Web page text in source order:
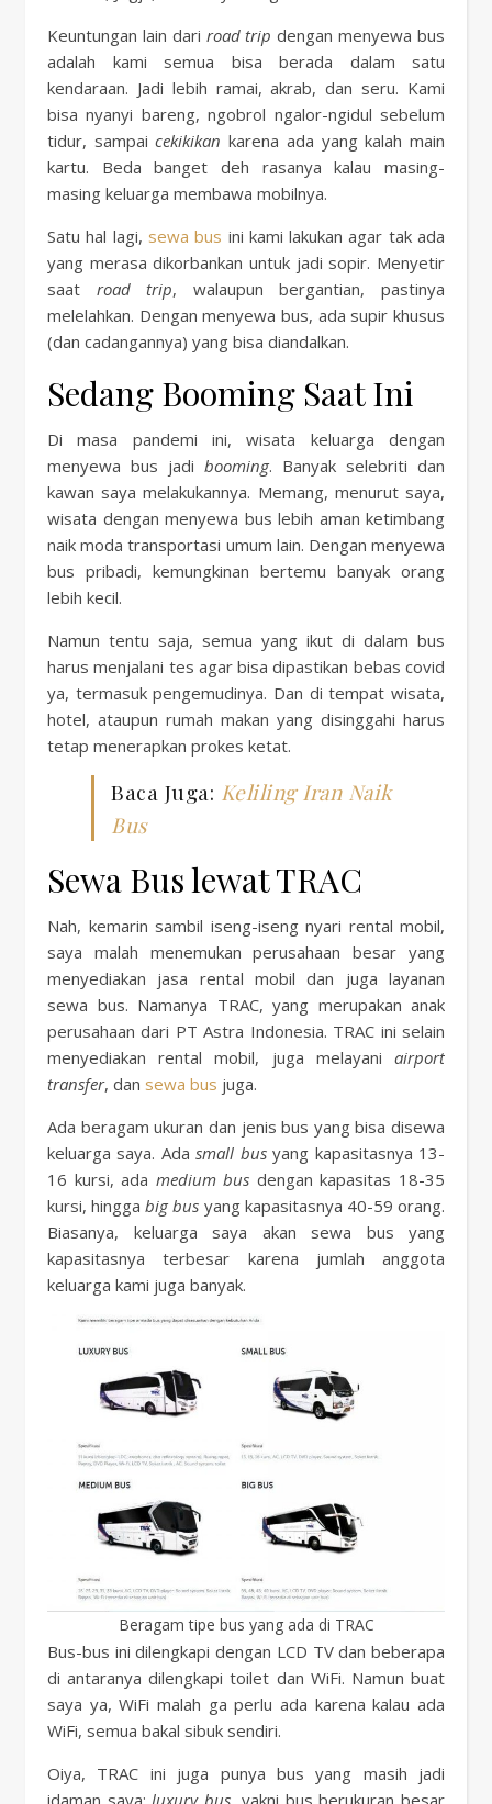
Keuntungan lain dari road tripdengan menyewa bus
adalah kami semua bisa berada dalam satu
kendaraan. Jadi lebih ramai, akrab, dan seru. Kami
bisa nyanyi bareng, ngobrol ngalor-ngidul sebelum
tidur, sampaicekikikankarena ada yang kalah main
kartu. Beda banget deh rasanya kalau masing-
masing keluarga membawa mobilnya.
Satu hal lagi, sewa bus ini kami lakukan agar tak ada
yang merasa dikorbankan untuk jadi sopir. Menyetir
saat road trip, walaupun bergantian, pastinya
melelahkan. Dengan menyewa bus, ada supir khusus
(dan cadangannya) yang bisa diandalkan.
Sedang Booming Saat Ini
Di masa pandemi ini, wisata keluarga dengan
menyewa bus jadi booming. Banyak selebriti dan
kawan saya melakukannya. Memang, menurut saya,
wisata dengan menyewa bus lebih aman ketimbang
naik moda transportasi umum lain. Dengan menyewa
bus pribadi, kemungkinan bertemu banyak orang
lebih kecil.
Namun tentu saja, semua yang ikut di dalam bus
harus menjalani tes agar bisa dipastikan bebas covid
ya, termasuk pengemudinya. Dan di tempat wisata,
hotel, ataupun rumah makan yang disinggahi harus
tetap menerapkan prokes ketat.
Baca Juga: Keliling Iran Naik
Bus
Sewa Bus lewat TRAC
Nah, kemarin sambil iseng-iseng nyari rental mobil,
saya malah menemukan perusahaan besar yang
menyediakan jasa rental mobil dan juga layanan
sewa bus. Namanya TRAC, yang merupakan anak
perusahaan dari PT Astra Indonesia. TRAC ini selain
menyediakan rental mobil, juga melayani airport
transfer, dan sewa bus juga.
Ada beragam ukuran dan jenis bus yang bisa disewa
keluarga saya. Ada small busyang kapasitasnya 13-
16 kursi, ada medium bus dengan kapasitas 18-35
kursi, hinggabig bus yang kapasitasnya 40-59 orang.
Biasanya, keluarga saya akan sewa bus yang
kapasitasnya terbesar karena jumlah anggota
keluarga kami juga banyak.
Beragam tipe bus yang ada di TRAC
Bus-bus ini dilengkapi dengan LCD TV dan beberapa
di antaranya dilengkapi toilet dan WiFi. Namun buat
saya ya, WiFi malah ga perlu ada karena kalau ada
WiFi, semua bakal sibuk sendiri.
Oiya, TRAC ini juga punya bus yang masih jadi
idaman saya: luxury bus , yakni bus berukuran besar